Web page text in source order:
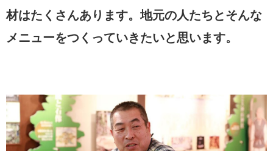
材はたくさんあります。地元の人たちとそんな
メニューをつくっていきたいと思います。